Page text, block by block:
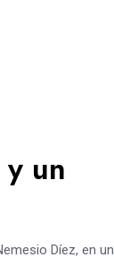
un
Díez, en un